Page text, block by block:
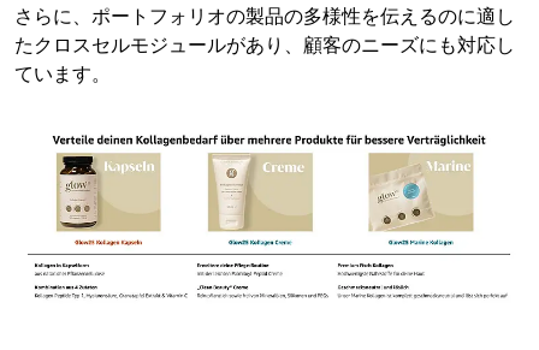
さらに、ポートフォリオの製品の多様性を伝えるのに適し
たクロスセルモジュールがあり、顧客のニーズにも対応し
ています。